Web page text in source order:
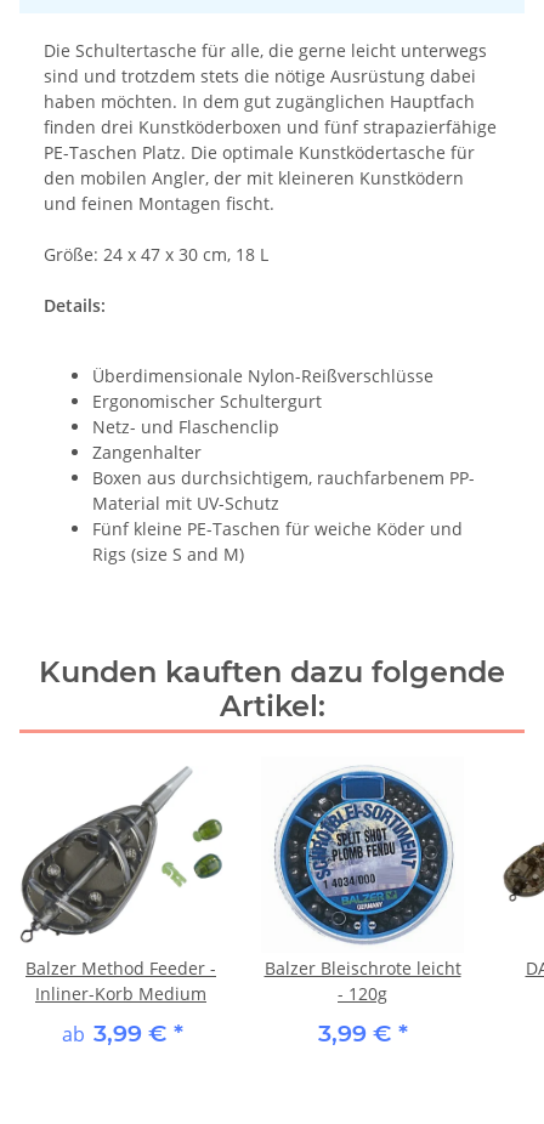
Die Schultertasche für alle, die gerne leicht unterwegs
sind und trotzdem stets die nötige Ausrüstung dabei
haben möchten. In dem gut zugänglichen Hauptfach
finden drei Kunstköderboxen und fünf strapazierfähige
PE-Taschen Platz. Die optimale Kunstködertasche für
den mobilen Angler, der mit kleineren Kunstködern
und feinen Montagen fischt.
Größe: 24 x 47 x 30 cm, 18 L
Details:
Überdimensionale Nylon-Reißverschlüsse
Ergonomischer Schultergurt
Netz- und Flaschenclip
Zangenhalter
Boxen aus durchsichtigem, rauchfarbenem PP-
Material mit UV-Schutz
Fünf kleine PE-Taschen für weiche Köder und
Rigs (size S and M)
Kunden kauften dazu folgende
Artikel:
Balzer Method Feeder -
Inliner-Korb Medium
ab 3,99 € *
Balzer Bleischrote leicht
- 120g
3,99 € *